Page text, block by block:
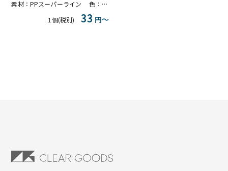
素材：PPスーパーライン 色：透明
1個(税別)
33円〜